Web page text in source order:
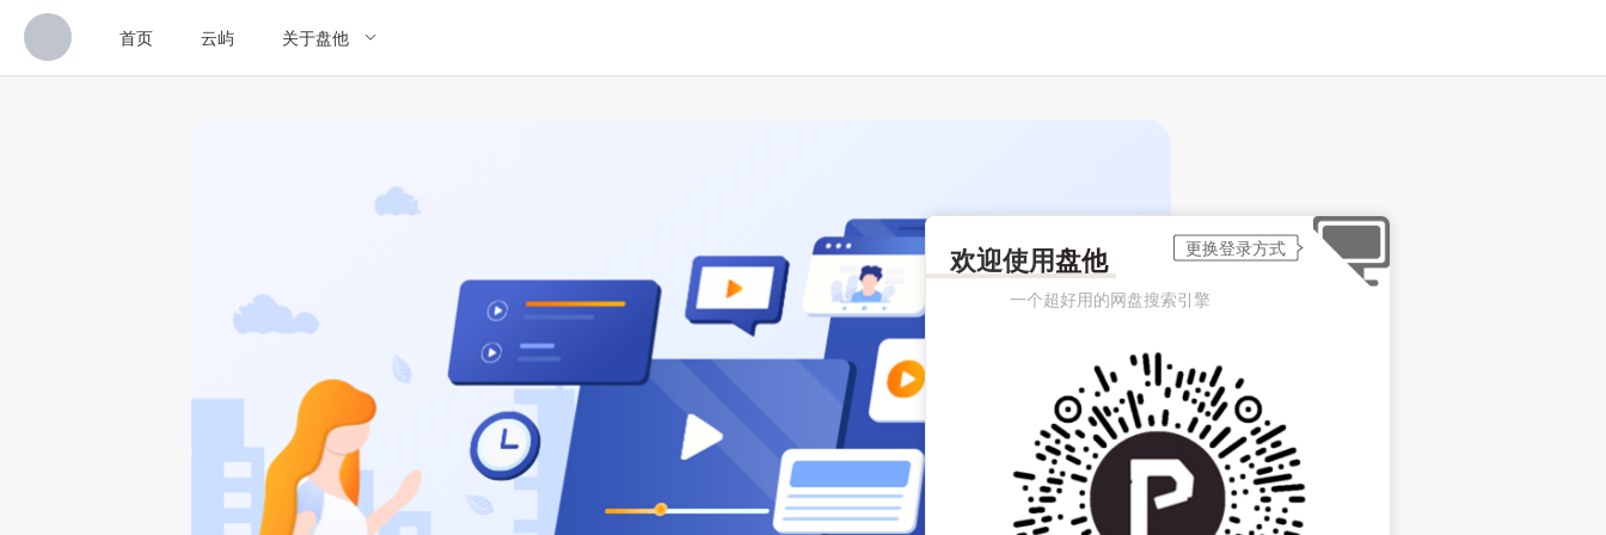
首页 云屿 关于盘他
欢迎使用盘他
一个超好用的网盘搜索引擎